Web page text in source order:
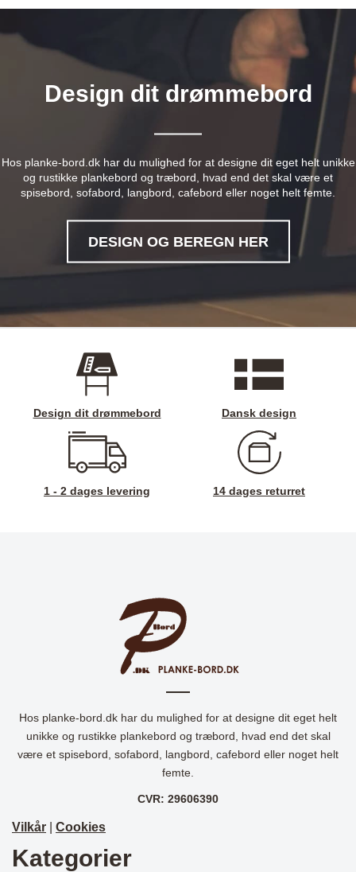
Design dit drømmebord
Hos planke-bord.dk har du mulighed for at designe dit eget helt unikke
og rustikke plankebord og træbord, hvad end det skal være et
spisebord, sofabord, langbord, cafebord eller noget helt femte.
DESIGN OG BEREGN HER
Design dit drømmebord Dansk design
1 - 2 dages levering 14 dages returret
Hos planke-bord.dk har du mulighed for at designe dit eget helt
unikke og rustikke plankebord og træbord, hvad end det skal
være et spisebord, sofabord, langbord, cafebord eller noget helt
femte.
CVR: 29606390
Vilkår Cookies
Kategorier